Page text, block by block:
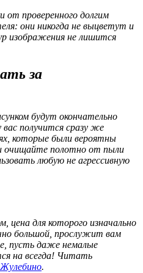
от проверенного долгим
они никогда не выцветут и
изображения не лишится
за
будут окончательно
получится сразу же
которые были вероятны
очищайте полотно от пыли
любую не агрессивную
цена для которого изначально
большой, прослужит вам
пусть даже немалые
на всегда! Читать
.